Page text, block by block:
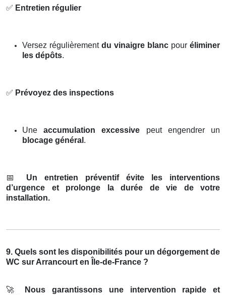
✅ Entretien régulier
Versez régulièrement du vinaigre blanc pour éliminer
les dépôts.
✅ Prévoyez des inspections
Uneaccumulation excessive peut engendrer un
blocage général .
📅
Un entretien préventif évite les interventions
d’urgence et prolonge la durée de vie de votre
installation.
9. Quels sont les disponibilités pour un dégorgement de
WC sur Arrancourt en Île-de-France ?
🚀
Nous garantissons une intervention rapide et